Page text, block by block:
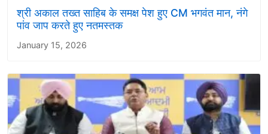
श्री अकाल तख्त साहिब के समक्ष पेश हुए CM भगवंत मान, नंगे
पांव जाप करते हुए नतमस्तक
January 15, 2026